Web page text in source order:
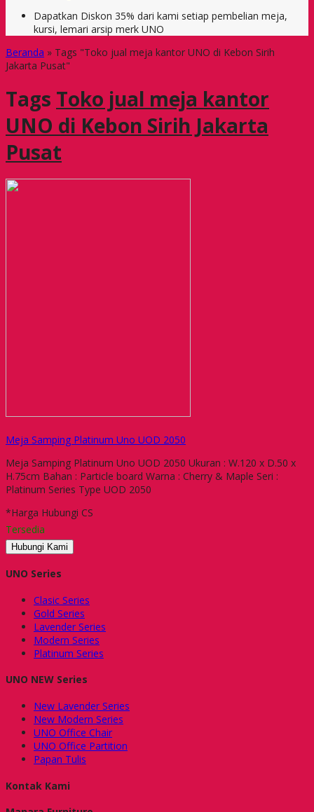
Dapatkan Diskon 35% dari kami setiap pembelian meja,
kursi, lemari arsip merk UNO
Beranda » Tags "Toko jual meja kantor UNO di Kebon Sirih
Jakarta Pusat"
Tags Toko jual meja kantor
UNO di Kebon Sirih Jakarta
Pusat
Meja Samping Platinum Uno UOD 2050
Meja Samping Platinum Uno UOD 2050 Ukuran : W.120 x D.50 x
H.75cm Bahan : Particle board Warna : Cherry & Maple Seri :
Platinum Series Type UOD 2050
*Harga Hubungi CS
Tersedia
Hubungi Kami
UNO Series
Clasic Series
Gold Series
Lavender Series
Modern Series
Platinum Series
UNO NEW Series
New Lavender Series
New Modern Series
UNO Office Chair
UNO Office Partition
Papan Tulis
Kontak Kami